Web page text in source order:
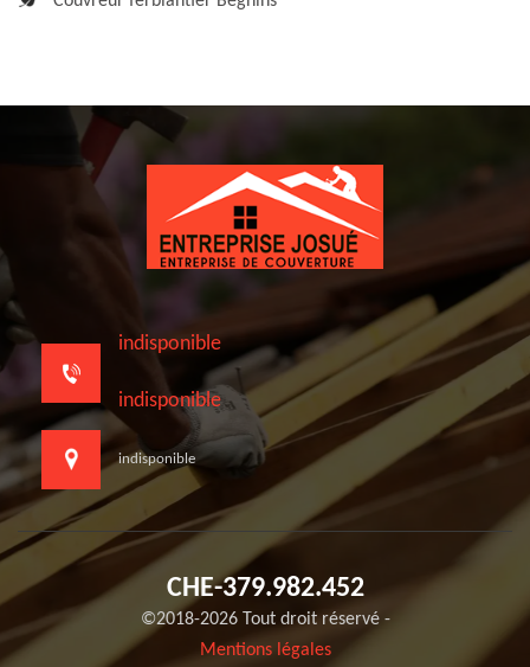
indisponible
indisponible
indisponible
CHE-379.982.452
©2018-2026 Tout droit réservé -
Mentions légales